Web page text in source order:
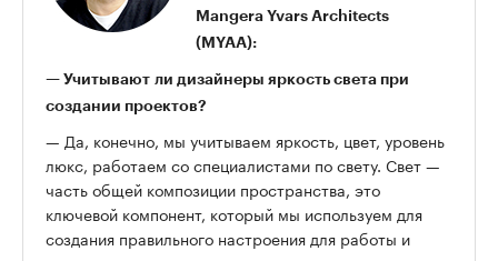
Mangera Yvars Architects
(MYAA):
— Учитывают ли дизайнеры яркость света при
создании проектов?
— Да, конечно, мы учитываем яркость, цвет, уровень
люкс, работаем со специалистами по свету. Свет —
часть общей композиции пространства, это
ключевой компонент, который мы используем для
создания правильного настроения для работы и